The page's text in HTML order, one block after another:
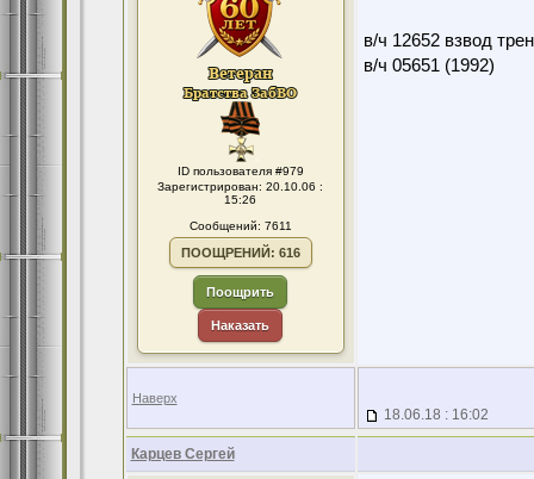
ID пользователя #979
Зарегистрирован: 20.10.06 :
15:26
Сообщений: 7611
ПООЩРЕНИЙ: 616
Поощрить
Наказать
в/ч 12652 взвод
в/ч 05651 (1992)
Наверх
18.06.18 : 16:02
Карцев Сергей